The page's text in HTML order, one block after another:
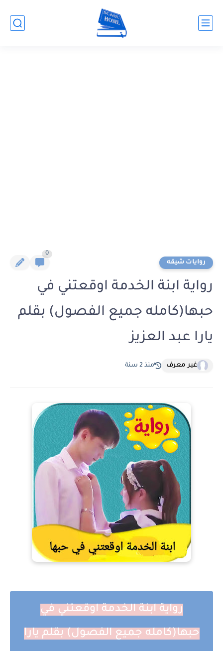
روايات شيقه
0
رواية ابنة الخدمة اوقعتني في
حبها(كامله جميع الفصول) بقلم
يارا عبد العزيز
غير معرف منذ 2 سنة
رواية ابنة الخدمة اوقعتني في
حبها(كامله جميع الفصول) بقلم يارا